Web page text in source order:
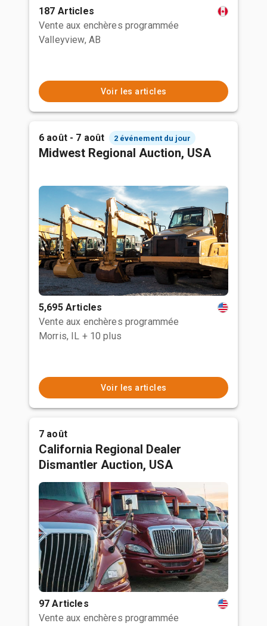
187 Articles
Vente aux enchères programmée
Valleyview, AB
Voir les articles
6 août - 7 août 2 événement du jour
Midwest Regional Auction, USA
5,695 Articles
Vente aux enchères programmée
Morris, IL + 10 plus
Voir les articles
7 août
California Regional Dealer
Dismantler Auction, USA
97 Articles
Vente aux enchères programmée